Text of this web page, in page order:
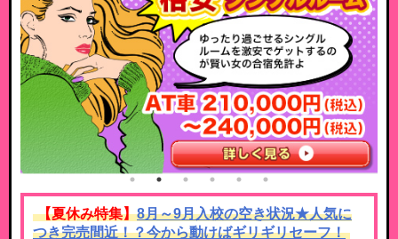
【夏休み特集】8月～9月入校の空き状況★人気に
つき完売間近！？今から動けばギリギリセーフ！